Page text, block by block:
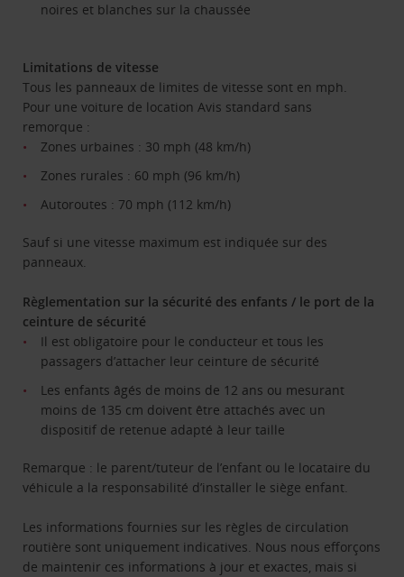
noires et blanches sur la chaussée
Limitations de vitesse
Tous les panneaux de limites de vitesse sont en mph.
Pour une voiture de location Avis standard sans
remorque :
Zones urbaines : 30 mph (48 km/h)
Zones rurales : 60 mph (96 km/h)
Autoroutes : 70 mph (112 km/h)
Sauf si une vitesse maximum est indiquée sur des
panneaux.
Règlementation sur la sécurité des enfants / le port de la
ceinture de sécurité
Il est obligatoire pour le conducteur et tous les
passagers d’attacher leur ceinture de sécurité
Les enfants âgés de moins de 12 ans ou mesurant
moins de 135 cm doivent être attachés avec un
dispositif de retenue adapté à leur taille
Remarque : le parent/tuteur de l’enfant ou le locataire du
véhicule a la responsabilité d’installer le siège enfant.
Les informations fournies sur les règles de circulation
routière sont uniquement indicatives. Nous nous efforçons
de maintenir ces informations à jour et exactes, mais si